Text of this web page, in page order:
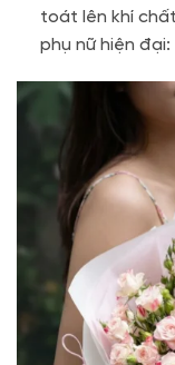
toát lên khí
phụ nữ hiện